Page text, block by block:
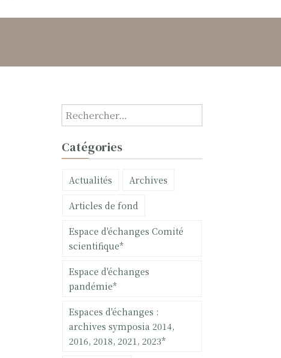
R
e
h
Catégories
Actualités Archives
Articles de fond
Espace d'échanges Comité
scientifique*
Espace d'échanges
pandémie*
Espaces d'échanges :
archives symposia 2014,
2016, 2018, 2021, 2023*